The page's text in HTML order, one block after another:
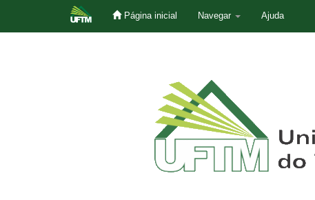
Página inicial Navegar Ajuda